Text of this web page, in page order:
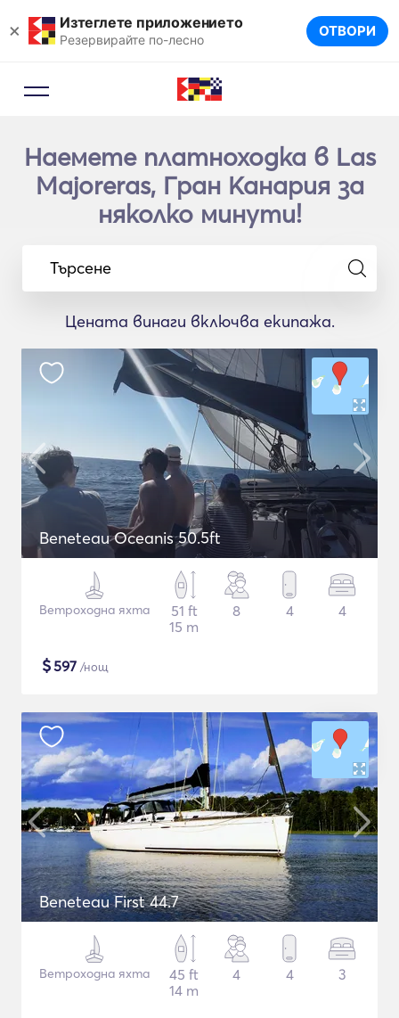
× Изтеглете приложението
Резервирайте по-лесно ОТВОРИ
Наемете платноходка в Las
Majoreras, Гран Канария за
няколко минути!
Търсене
Цената винаги включва екипажа.
Beneteau Oceanis 50.5ft
Ветроходна яхта
51 ft
15 m
8 4 4
$597 /нощ
Beneteau First 44.7
Ветроходна яхта
45 ft
14 m
4 4 3